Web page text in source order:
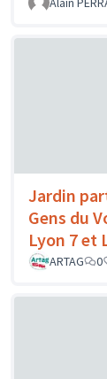
Jardin
Gens du
Lyon 7 et
ARTAG 0